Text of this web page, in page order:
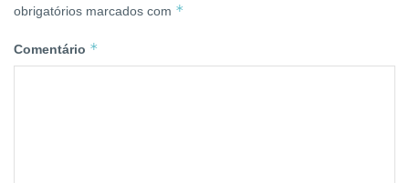
obrigatórios marcados com *
Comentário *